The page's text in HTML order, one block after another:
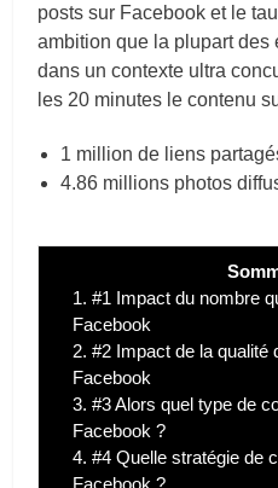
posts sur Facebook et le
ambition que la plupart des
dans un contexte ultra
les 20 minutes le contenu
1 million de liens
4.86 millions photos
1. #1 Impact du nombre
Facebook
2. #2 Impact de la qualité
Facebook
3. #3 Alors quel type de
Facebook ?
4. #4 Quelle stratégie de
Facebook ?